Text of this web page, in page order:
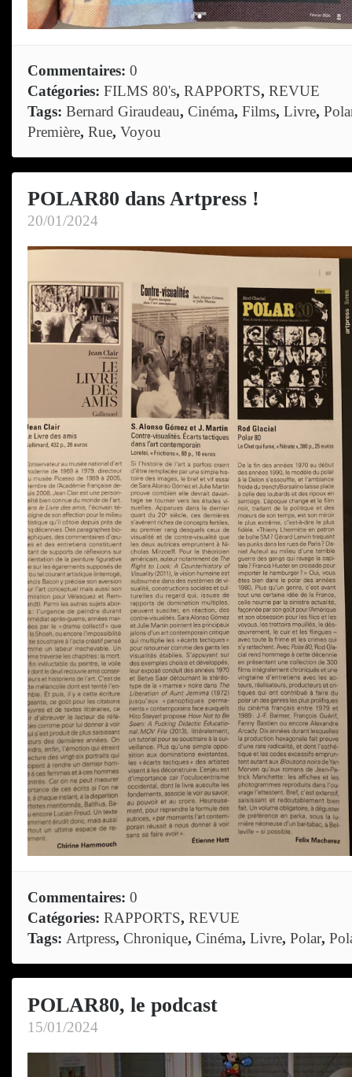
Commentaires: 0
Catégories: FILMS 80's, RAPPORTS, REVUE
Tags: Bernard Giraudeau, Cinéma, Films, Livre,
Première, Rue, Voyou
POLAR80 dans Artpress !
20/01/2024
Commentaires: 0
Catégories: RAPPORTS, REVUE
Tags: Artpress, Chronique, Cinéma, Livre, Polar,
POLAR80, le podcast
15/01/2024